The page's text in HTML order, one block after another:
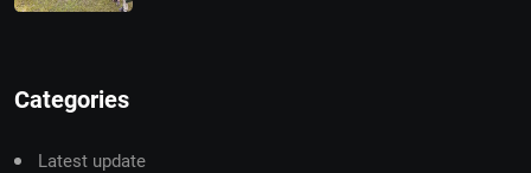
Categories
Latest update